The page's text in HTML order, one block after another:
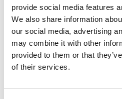
provide social media features
We also share information
our social media, advertising
may combine it with other
provided to them or that
of their services.
Giovedì 14 dicembre
DGA [Corso Monforte, 23 c/o
Bartolomeo Fernandez
Valli&Viva[Via Uberto Visconti